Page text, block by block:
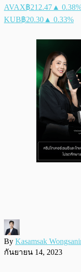
AVAX฿212.47 ▲
KUB฿20.30 ▲ 0.33%
By Kasamsak
กันยายน 14, 2023